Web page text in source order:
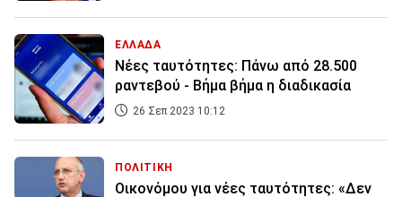
ΕΛΛΑΔΑ
Νέες ταυτότητες: Πάνω από 28.500
ραντεβού - Βήμα βήμα η διαδικασία
26 Σεπ 2023 10:12
ΠΟΛΙΤΙΚΗ
Οικονόμου για νέες ταυτότητες: «Δεν